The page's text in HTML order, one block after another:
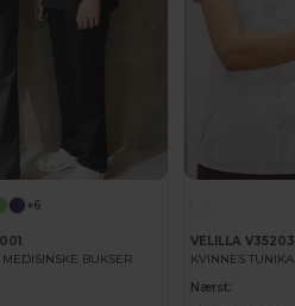
+6
BUKSER
VELILLA V35203
Nærst: